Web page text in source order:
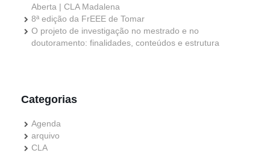
Aberta | CLA Madalena
8ª edição da FrEEE de Tomar
O projeto de investigação no mestrado e no
doutoramento: finalidades, conteúdos e estrutura
Categorias
Agenda
arquivo
CLA